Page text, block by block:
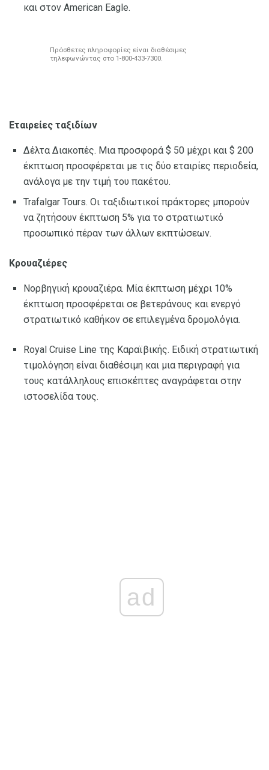
και στον American Eagle.
Πρόσθετες πληροφορίες είναι διαθέσιμες
τηλεφωνώντας στο 1-800-433-7300.
Εταιρείες ταξιδίων
Δέλτα Διακοπές. Μια προσφορά $ 50 μέχρι και $ 200
έκπτωση προσφέρεται με τις δύο εταιρίες περιοδεία,
ανάλογα με την τιμή του πακέτου.
Trafalgar Tours. Οι ταξιδιωτικοί πράκτορες μπορούν
να ζητήσουν έκπτωση 5% για το στρατιωτικό
προσωπικό πέραν των άλλων εκπτώσεων.
Κρουαζιέρες
Νορβηγική κρουαζιέρα. Μία έκπτωση μέχρι 10%
έκπτωση προσφέρεται σε βετεράνους και ενεργό
στρατιωτικό καθήκον σε επιλεγμένα δρομολόγια.
Royal Cruise Line της Καραϊβικής. Ειδική στρατιωτική
τιμολόγηση είναι διαθέσιμη και μια περιγραφή για
τους κατάλληλους επισκέπτες αναγράφεται στην
ιστοσελίδα τους.
ad